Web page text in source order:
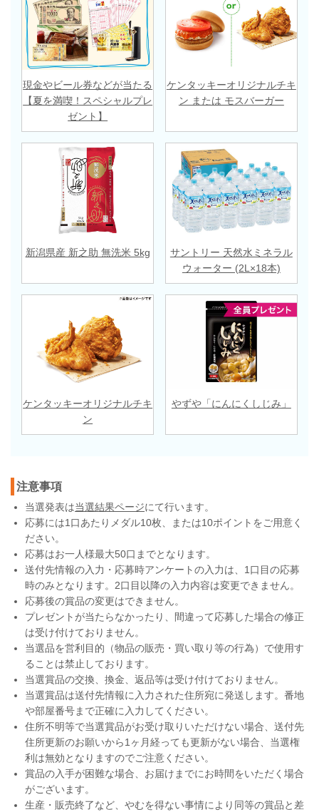
現金やビール券などが当たる
【夏を満喫！スペシャルプレ
ゼント】
ケンタッキーオリジナルチキ
ン または モスバーガー
新潟県産 新之助 無洗米 5kg
サントリー 天然水ミネラル
ウォーター (2L×18本)
ケンタッキーオリジナルチキ
ン
やずや「にんにくしじみ」
注意事項
当選発表は当選結果ページにて行います。
応募には1口あたりメダル10枚、または10ポイントをご用意く
ださい。
応募はお一人様最大50口までとなります。
送付先情報の入力・応募時アンケートの入力は、1口目の応募
時のみとなります。2口目以降の入力内容は変更できません。
応募後の賞品の変更はできません。
プレゼントが当たらなかったり、間違って応募した場合の修正
は受け付けておりません。
当選品を営利目的（物品の販売・買い取り等の行為）で使用す
ることは禁止しております。
当選賞品の交換、換金、返品等は受け付けておりません。
当選賞品は送付先情報に入力された住所宛に発送します。番地
や部屋番号まで正確に入力してください。
住所不明等で当選賞品がお受け取りいただけない場合、送付先
住所更新のお願いから1ヶ月経っても更新がない場合、当選権
利は無効となりますのでご注意ください。
賞品の入手が困難な場合、お届けまでにお時間をいただく場合
がございます。
生産・販売終了など、やむを得ない事情により同等の賞品と差